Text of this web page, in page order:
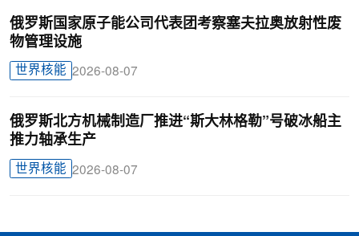
俄罗斯国家原子能公司代表团考察塞夫拉奥放射性废
物管理设施
世界核能 2026-08-07
俄罗斯北方机械制造厂推进“斯大林格勒”号破冰船主
推力轴承生产
世界核能 2026-08-07